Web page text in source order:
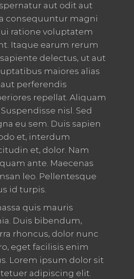
aut odit aut
consequuntur magni
ratione voluptatem
Itaque earum rerum
delectus, ut aut
maiores alias
perferendis
repellat. Aliquam
nisl. Sed
eu sem. Duis sapien
et, interdum
et, dolor. Nam
ante. Maecenas
leo. Pellentesque
id turpis.
quis mauris
Duis bibendum,
rhoncus, dolor nunc
eget facilisis enim
Lorem ipsum dolor sit
adipiscing elit.